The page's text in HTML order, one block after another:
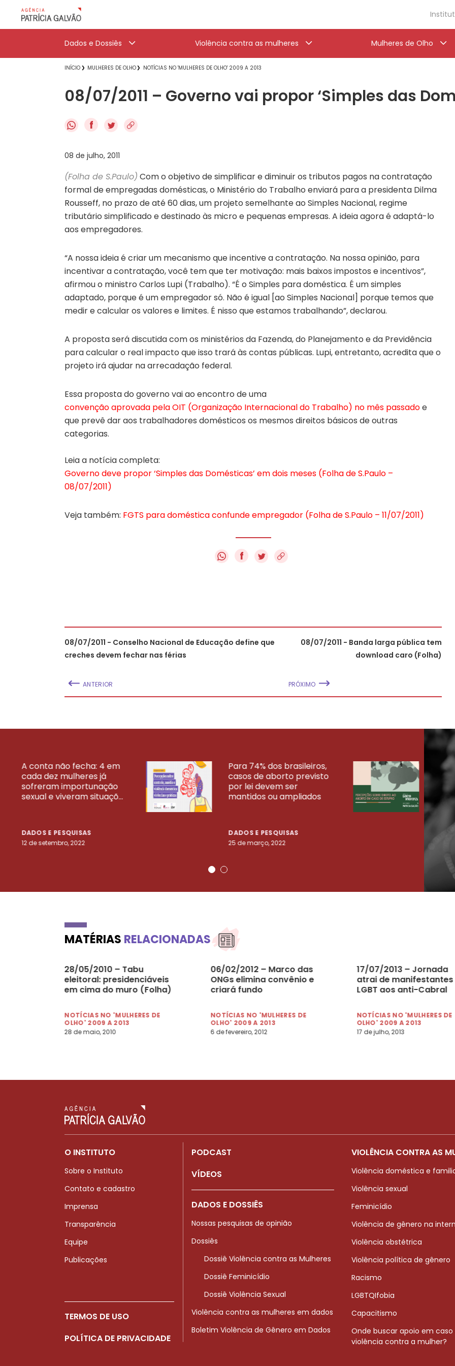
Dados e Dossiês Violência contra as mulheres Mulheres de Olho
INÍCIO MULHERES DE OLHO NOTÍCIAS NO 'MULHERES DE OLHO' 2009 A 2013
08/07/2011 – Governo vai propor ‘Simples das
f
08 de julho, 2011
(Folha de S.Paulo) Com o objetivo de simplificar e diminuir os tributos pagos na contratação
formal de empregadas domésticas, o Ministério do Trabalho enviará para a presidenta Dilma
Rousseff, no prazo de até 60 dias, um projeto semelhante ao Simples Nacional, regime
tributário simplificado e destinado às micro e pequenas empresas. A ideia agora é adaptá-lo
aos empregadores.
“A nossa ideia é criar um mecanismo que incentive a contratação. Na nossa opinião, para
incentivar a contratação, você tem que ter motivação: mais baixos impostos e incentivos”,
afirmou o ministro Carlos Lupi (Trabalho). “É o Simples para doméstica. É um simples
adaptado, porque é um empregador só. Não é igual [ao Simples Nacional] porque temos que
medir e calcular os valores e limites. É nisso que estamos trabalhando”, declarou.
A proposta será discutida com os ministérios da Fazenda, do Planejamento e da Previdência
para calcular o real impacto que isso trará às contas públicas. Lupi, entretanto, acredita que o
projeto irá ajudar na arrecadação federal.
Essa proposta do governo vai ao encontro de uma
convenção aprovada pela OIT (Organização Internacional do Trabalho) no mês passadoe
que prevê dar aos trabalhadores domésticos os mesmos direitos básicos de outras
categorias.
Leia a notícia completa:
Governo deve propor ‘Simples das Domésticas’ em dois meses (Folha de S.Paulo –
08/07/2011)
Veja também: FGTS para doméstica confunde empregador (Folha de S.Paulo – 11/07/2011)
f
08/07/2011 - Conselho Nacional de Educação define que
creches devem fechar nas férias
ANTERIOR
08/07/2011 - Banda larga pública tem
download caro (Folha)
PRÓXIMO
A conta não fecha: 4 em
cada dez mulheres já
sofreram importunação
sexual e viveram situaçõ...
DADOS E PESQUISAS
12 de setembro, 2022
Para 74% dos brasileiros,
casos de aborto previsto
por lei devem ser
mantidos ou ampliados
DADOS E PESQUISAS
25 de março, 2022
23
VEJA MAIS PESQUISAS
MATÉRIAS RELACIONADAS
28/05/2010 – Tabu
eleitoral: presidenciáveis
em cima do muro (Folha)
NOTÍCIAS NO 'MULHERES DE
OLHO' 2009 A 2013
28 de maio, 2010
06/02/2012 – Marco das
ONGs elimina convênio e
criará fundo
NOTÍCIAS NO 'MULHERES DE
OLHO' 2009 A 2013
6 de fevereiro, 2012
17/07/2013 – Jornada
atrai de manifestantes
LGBT aos anti-Cabral
NOTÍCIAS NO 'MULHERES DE
OLHO' 2009 A 2013
17 de julho, 2013
O INSTITUTO
Sobre o Instituto
Contato e cadastro
Imprensa
Transparência
Equipe
Publicações
TERMOS DE USO
POLÍTICA DE PRIVACIDADE
PODCAST
VÍDEOS
DADOS E DOSSIÊS
Nossas pesquisas de opinião
Dossiês
Dossiê Violência contra as Mulheres
Dossiê Feminicídio
Dossiê Violência Sexual
Violência contra as mulheres em dados
Boletim Violência de Gênero em Dados
VIOLÊNCIA CONTRA AS
Violência doméstica e
Violência sexual
Feminicídio
Violência de gênero na
Violência obstétrica
Violência política de gênero
Racismo
LGBTQIfobia
Capacitismo
Onde buscar apoio em caso
violência contra a mulher?